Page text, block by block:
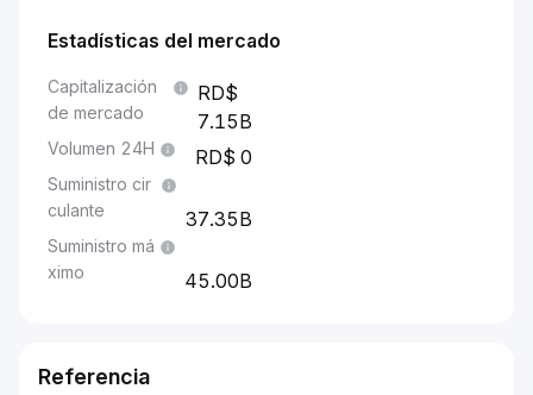
Estadísticas del mercado
Capitalización
de mercado
7.15B
Volumen 24H 0
Suministro cir
culante
37.35B
Suministro má
ximo
45.00B
Referencia